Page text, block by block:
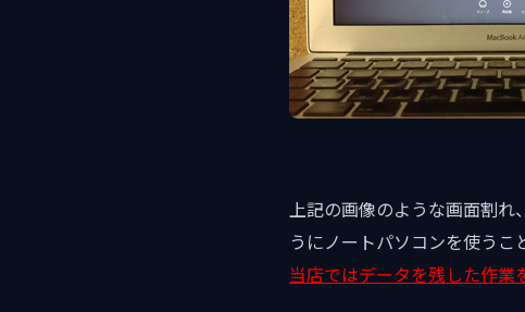
上記の画像のような画面割れ
うにノートパソコンを使うこ
当店ではデータを残した作業